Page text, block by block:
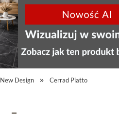
Design Cerrad Piatto